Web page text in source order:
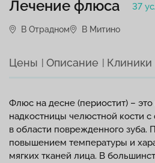
Лечение флюса 37
В Отрадном В Митино
Цены Описание Клиники
Флюс на десне (периостит) –
надкостницы челюстной кости
в области поврежденного зуба.
повышением температуры и
мягких тканей лица. В